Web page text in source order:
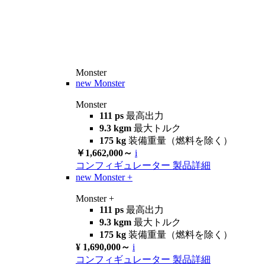
Monster
new Monster
Monster
111 ps 最高出力
9.3 kgm 最大トルク
175 kg 装備重量（燃料を除く）
￥1,662,000～ i
コンフィギュレーター 製品詳細
new Monster +
Monster +
111 ps 最高出力
9.3 kgm 最大トルク
175 kg 装備重量（燃料を除く）
¥ 1,690,000～ i
コンフィギュレーター 製品詳細